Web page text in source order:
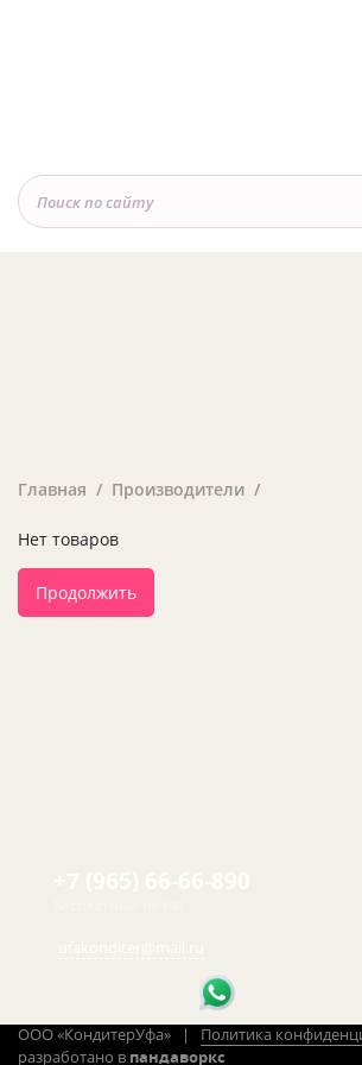
Главная Производители
Нет товаров
Продолжить
ООО «КондитерУфа» | Политика
разработано в пандаворкс